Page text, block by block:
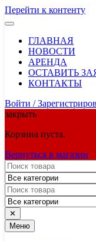
Перейти к контенту
ГЛАВНАЯ
НОВОСТИ
АРЕНДА
ОСТАВИТЬ
КОНТАКТЫ
Войти /
закрыть
Корзина пуста.
Вернуться в магазин
✕
Меню